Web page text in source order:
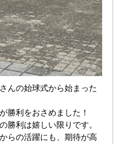
んの始球式から始まった
勝利をおさめました！
勝利は嬉しい限りです。
らの活躍にも、期待が高